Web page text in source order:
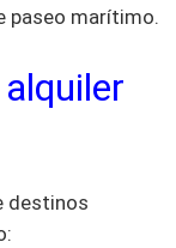
paseo marítimo.
destinos